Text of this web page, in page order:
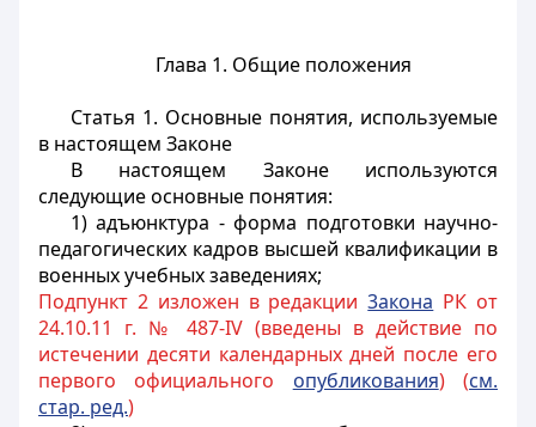
Глава 1. Общие положения
Статья 1. Основные понятия, используемые
в настоящем Законе
В настоящем Законе используются
следующие основные понятия:
1) адъюнктура - форма подготовки научно-
педагогических кадров высшей квалификации в
военных учебных заведениях;
Подпункт 2 изложен в редакции3акона РК от
24.10.11 г. № 487-IV (введены в действие по
истечении десяти календарных дней после его
первого официального опубликования) (см.
стар. ред.)